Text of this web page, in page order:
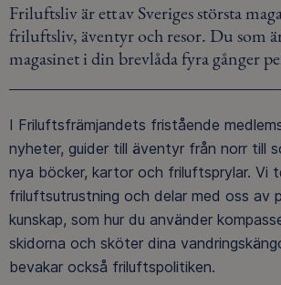
Friluftsliv är ett av Sveriges största
friluftsliv, äventyr och resor. Du som
magasinet i din brevlåda fyra gånger
I Friluftsfrämjandets fristående
nyheter, guider till äventyr från norr till
nya böcker, kartor och friluftsprylar. Vi
friluftsutrustning och delar med oss av
kunskap, som hur du använder
skidorna och sköter dina
bevakar också friluftspolitiken.